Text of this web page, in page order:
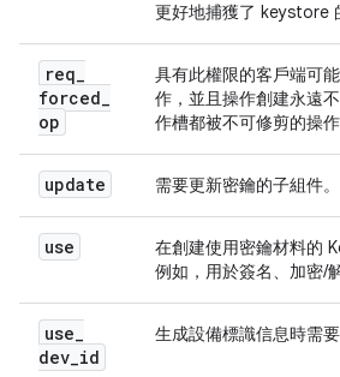
更好地捕獲了 keystore
req_
forced_
op
具有此權限的客戶端可
作，並且操作創建永遠
作槽都被不可修剪的操作
update 需要更新密鑰的子組件。
use
在創建使用密鑰材料的
例如，用於簽名、加密/解
use_
dev_id
生成設備標識信息時需